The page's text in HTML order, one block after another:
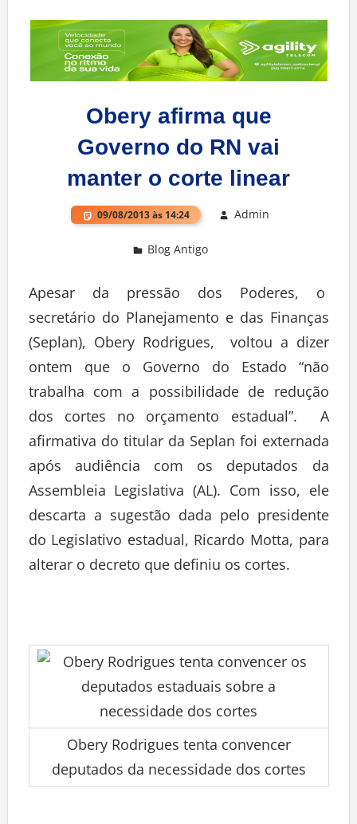
Obery afirma que
Governo do RN vai
manter o corte linear
09/08/2013 às 14:24 Admin
Blog Antigo
Apesar da pressão dos Poderes, o
secretário do Planejamento e das Finanças
(Seplan), Obery Rodrigues, voltou a dizer
ontem que o Governo do Estado “não
trabalha com a possibilidade de redução
dos cortes no orçamento estadual”. A
afirmativa do titular da Seplan foi externada
após audiência com os deputados da
Assembleia Legislativa (AL). Com isso, ele
descarta a sugestão dada pelo presidente
do Legislativo estadual, Ricardo Motta, para
alterar o decreto que definiu os cortes.
Obery Rodrigues tenta convencer
deputados da necessidade dos cortes